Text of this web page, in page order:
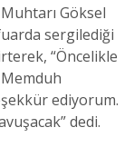
Göksel
sergilediği
“Öncelikle
Memduh
ediyorum.
dedi.